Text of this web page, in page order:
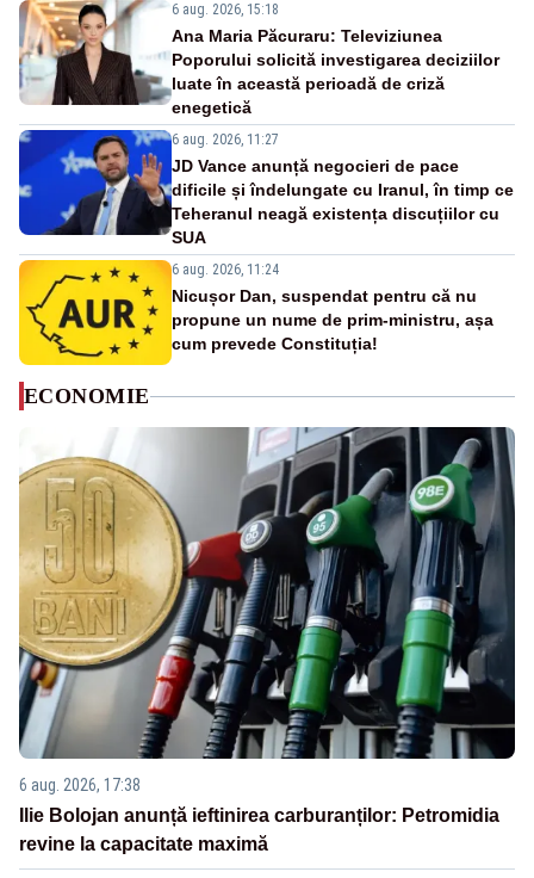
6 aug. 2026, 15:18
Ana Maria Păcuraru: Televiziunea
Poporului solicită investigarea deciziilor
luate în această perioadă de criză
enegetică
6 aug. 2026, 11:27
JD Vance anunță negocieri de pace
dificile și îndelungate cu Iranul, în timp ce
Teheranul neagă existența discuțiilor cu
SUA
6 aug. 2026, 11:24
Nicușor Dan, suspendat pentru că nu
propune un nume de prim-ministru, așa
cum prevede Constituția!
ECONOMIE
6 aug. 2026, 17:38
Ilie Bolojan anunță ieftinirea carburanților: Petromidia
revine la capacitate maximă